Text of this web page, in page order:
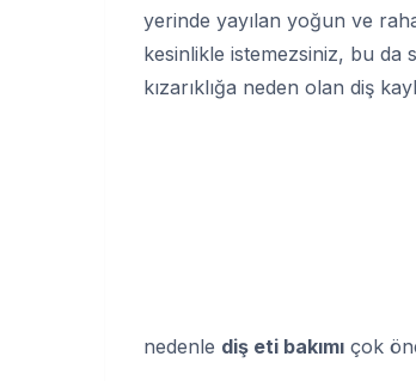
yerinde yayılan yoğun ve
kesinlikle istemezsiniz, bu da
kızarıklığa neden olan diş
nedenle diş eti bakımı çok